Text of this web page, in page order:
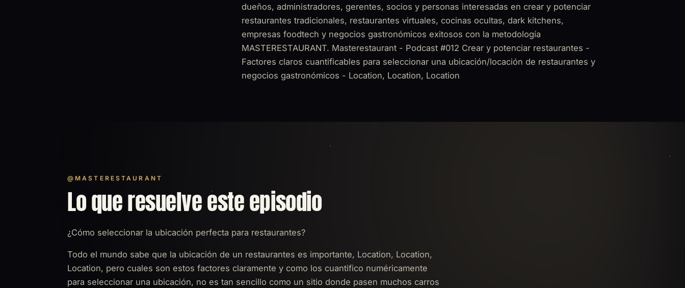
dueños, administradores, gerentes, socios y personas interesadas en crear y potenciar
restaurantes tradicionales, restaurantes virtuales, cocinas ocultas, dark kitchens,
empresas foodtech y negocios gastronómicos exitosos con la metodología
MASTERESTAURANT. Masterestaurant - Podcast #012 Crear y potenciar restaurantes -
Factores claros cuantificables para seleccionar una ubicación/locación de restaurantes y
negocios gastronómicos - Location, Location, Location
@MASTERESTAURANT
Lo que resuelve este episodio
¿Cómo seleccionar la ubicación perfecta para restaurantes?
Todo el mundo sabe que la ubicación de un restaurantes es importante, Location, Location,
Location, pero cuales son estos factores claramente y como los cuantifico numéricamente
para seleccionar una ubicación, no es tan sencillo como un sitio donde pasen muchos carros